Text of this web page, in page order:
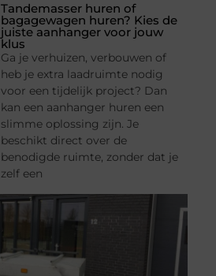
Tandemasser huren of
bagagewagen huren? Kies de
juiste aanhanger voor jouw
klus
Ga je verhuizen, verbouwen of
heb je extra laadruimte nodig
voor een tijdelijk project? Dan
kan een aanhanger huren een
slimme oplossing zijn. Je
beschikt direct over de
benodigde ruimte, zonder dat je
zelf een